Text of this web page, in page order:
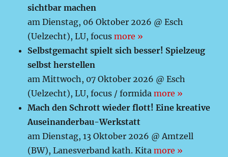
sichtbar machen
am Dienstag, 06 Oktober 2026 @ Esch
(Uelzecht), LU, focusmore »
Selbstgemacht spielt sich besser! Spielzeug
selbst herstellen
am Mittwoch, 07 Oktober 2026 @ Esch
(Uelzecht), LU, focus / formidamore »
Mach den Schrott wieder flott! Eine kreative
Auseinanderbau-Werkstatt
am Dienstag, 13 Oktober 2026 @ Amtzell
(BW), Lanesverband kath. Kitamore »